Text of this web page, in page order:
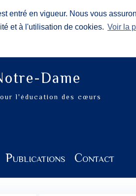
entré en vigueur. Nous vous
et à l'utilisation de cookies. Voir la
Dame
l'éducation des cœurs
Publications Contact